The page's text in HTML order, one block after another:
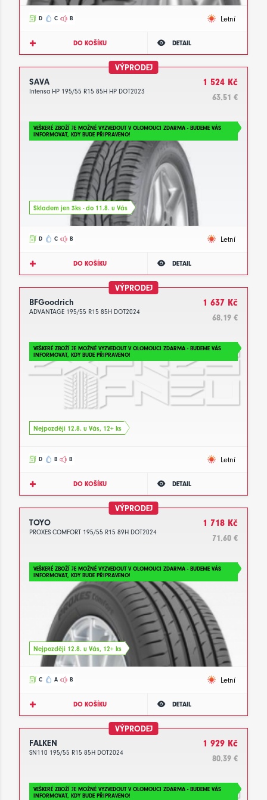
D C B Letní
DO KOŠÍKU DETAIL
VÝPRODEJ
SAVA
Intensa HP 195/55 R15 85H HP DOT2023
1 524 Kč
63.51 €
VEŠKERÉ ZBOŽÍ JE MOŽNÉ VYZVEDOUT V OLOMOUCI ZDARMA - BUDEME VÁS
INFORMOVAT, KDY BUDE PŘIPRAVENO!
Skladem jen 3ks - do 11.8. u Vás
D C B Letní
DO KOŠÍKU DETAIL
VÝPRODEJ
BFGoodrich
ADVANTAGE 195/55 R15 85H DOT2024
1 637 Kč
68.19 €
VEŠKERÉ ZBOŽÍ JE MOŽNÉ VYZVEDOUT V OLOMOUCI ZDARMA - BUDEME VÁS
INFORMOVAT, KDY BUDE PŘIPRAVENO!
Nejpozději 12.8. u Vás, 12+ ks
D B B Letní
DO KOŠÍKU DETAIL
VÝPRODEJ
TOYO
PROXES COMFORT 195/55 R15 89H DOT2024
1 718 Kč
71.60 €
VEŠKERÉ ZBOŽÍ JE MOŽNÉ VYZVEDOUT V OLOMOUCI ZDARMA - BUDEME VÁS
INFORMOVAT, KDY BUDE PŘIPRAVENO!
Nejpozději 12.8. u Vás, 12+ ks
C A B Letní
DO KOŠÍKU DETAIL
VÝPRODEJ
FALKEN
SN110 195/55 R15 85H DOT2024
1 929 Kč
80.39 €
VEŠKERÉ ZBOŽÍ JE MOŽNÉ VYZVEDOUT V OLOMOUCI ZDARMA - BUDEME VÁS
INFORMOVAT, KDY BUDE PŘIPRAVENO!